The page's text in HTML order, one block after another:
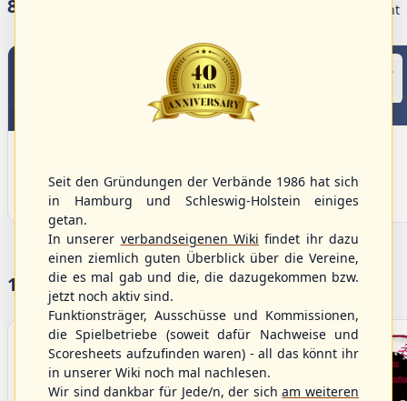
8 Livestreams heute Livestream Übersicht
0
U-23 Baseball European
Championship B Pool 2026 - Group
Spielbetrieb
Braunschweig 89ers
2. Baseball-Bundesliga Nordost
17 Vereine im S/HBV
Seit den Gründungen der Verbände 1986 hat sich
in Hamburg und Schleswig-Holstein einiges
getan.
In unserer verbandseigenen Wiki findet ihr dazu
einen ziemlich guten Überblick über die Vereine,
die es mal gab und die, die dazugekommen bzw.
jetzt noch aktiv sind.
Funktionsträger, Ausschüsse und Kommissionen,
die Spielbetriebe (soweit dafür Nachweise und
Scoresheets aufzufinden waren) - all das könnt ihr
in unserer Wiki noch mal nachlesen.
Wir sind dankbar für Jede/n, der sicham weiteren